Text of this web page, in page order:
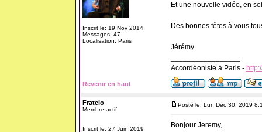
Inscrit le: 19 Nov 2014
Messages: 47
Localisation: Paris
Et une nouvelle vidéo, en
Des bonnes fêtes à vous
Jérémy
Accordéoniste à Paris -
Revenir en haut
Fratelo
Membre actif
Inscrit le: 27 Juin 2019
Posté le: Lun Déc 30, 2019
Bonjour Jeremy,